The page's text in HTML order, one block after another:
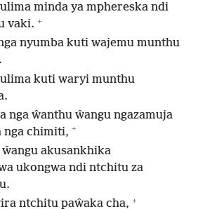
minda ya mphereska ndi
vaki. +
nyumba kuti wajemu munthu
kuti waryi munthu
nga ŵanthu ŵangu ngazamuja
nga chimiti, +
akusankhika
ukongwa ndi ntchitu za
ntchitu paŵaka cha, +